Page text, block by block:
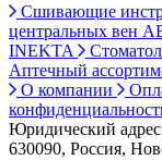
Сшивающие
центральных вен
INEKTA
Аптечный
О компании
Юридический адрес
630090, Россия,